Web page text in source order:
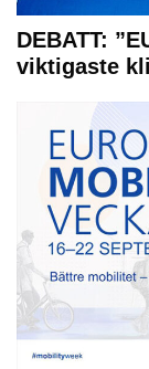
DEBATT:
viktigaste